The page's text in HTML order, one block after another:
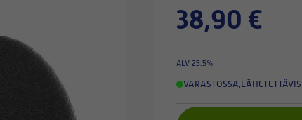
38,90 €
ALV 25.5%
VARASTOSSA,